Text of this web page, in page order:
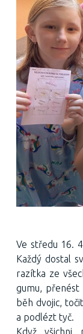
Ve středu 16.
Každý dostal
razítka ze
gumu, přenést
běh dvojic,
a podlézt tyč.
Když